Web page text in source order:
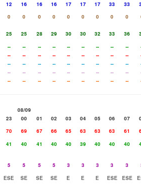
12 16 16 16 17 17 17 33 33
0 0 0 0 0 0 0 0 0
25 25 28 29 30 30 32 33 36
-- -- -- -- -- -- -- -- --
-- -- -- -- -- -- -- -- --
-- -- -- -- -- -- -- -- --
-- -- -- -- -- -- -- -- --
-- -- -- -- -- -- -- -- --
08/09
23 00 01 02 03 04 05 06 07
70 69 67 66 65 63 63 63 61
41 40 41 40 40 39 40 40 40
5 5 5 5 3 3 3 3 3
ESE SE SE SE E E E ESE ESE